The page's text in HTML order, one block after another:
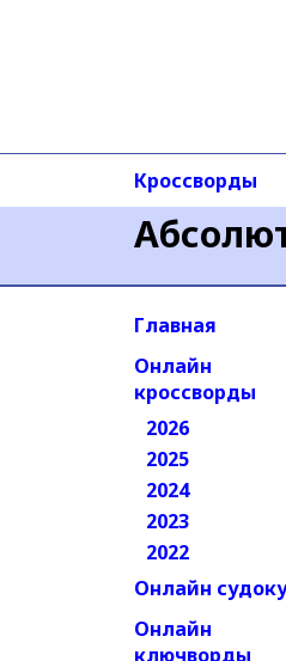
Кроссворды
Главная
Онлайн
кроссворды
2026
2025
2024
2023
2022
Онлайн
Онлайн
ключворды